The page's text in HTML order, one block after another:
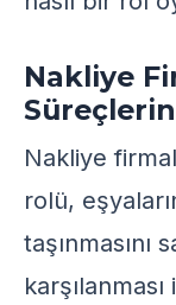
Nakliye
Nakliye
rolü,
taşınmasını